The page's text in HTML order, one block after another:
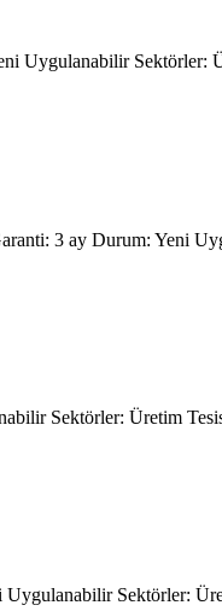
Uygulanabilir
3 ay Durum: Yeni
Sektörler: Üretim
Uygulanabilir Sektörler: